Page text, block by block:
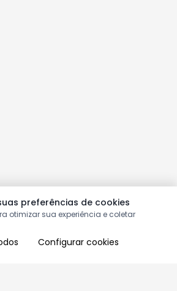
preferências de cookies
otimizar sua experiência e coletar
Configurar cookies